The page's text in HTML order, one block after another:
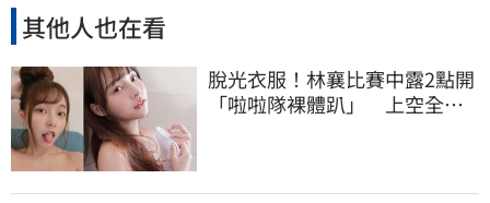
其他人也在看
脫光衣服！林襄比賽中露2點開
「啦啦隊裸體趴」 上空全裸